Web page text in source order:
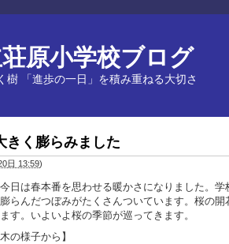
原小学校ブログ
「進歩の一日」を積み重ねる大切さ
きく膨らみました
日 13:59)
日は春本番を思わせる暖かさになりました。学
らんだつぼみがたくさんついています。桜の
す。いよいよ桜の季節が巡ってきます。
の様子から】